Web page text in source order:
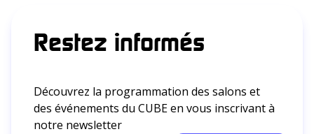
Restez informés
Découvrez la programmation des salons et
des événements du CUBE en vous inscrivant à
notre newsletter